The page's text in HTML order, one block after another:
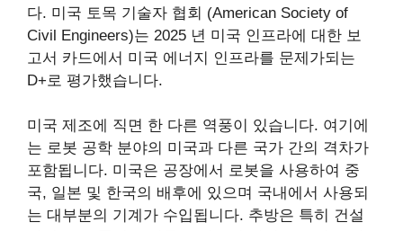
다. 미국 토목 기술자 협회 (American Society of
Civil Engineers)는 2025 년 미국 인프라에 대한 보
고서 카드에서 미국 에너지 인프라를 문제가되는
D+로 평가했습니다.
미국 제조에 직면 한 다른 역풍이 있습니다. 여기에
는 로봇 공학 분야의 미국과 다른 국가 간의 격차가
포함됩니다. 미국은 공장에서 로봇을 사용하여 중
국, 일본 및 한국의 배후에 있으며 국내에서 사용되
는 대부분의 기계가 수입됩니다. 추방은 특히 건설